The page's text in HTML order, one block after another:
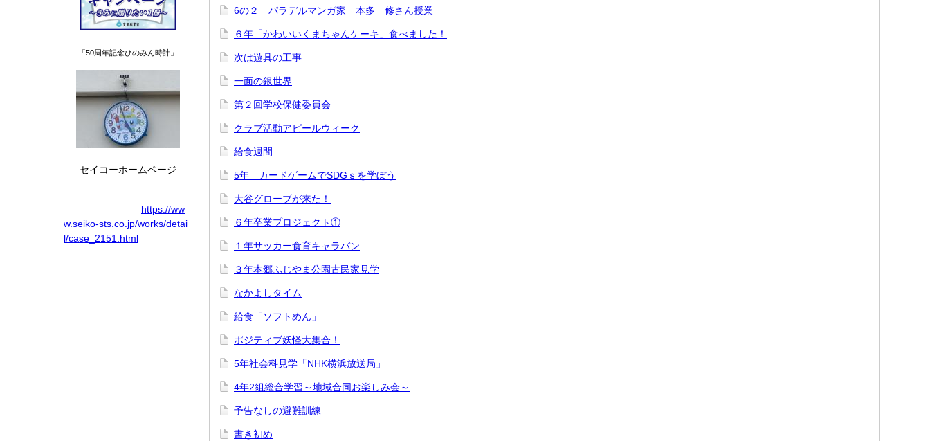
「50周年記念ひのみん時計」
セイコーホームページ
https://ww
w.seiko-sts.co.jp/works/detai
l/case_2151.html
6の２ パラデルマンガ家 本多 修さん授業
６年「かわいいくまちゃんケーキ」食べました！
次は遊具の工事
一面の銀世界
第２回学校保健委員会
クラブ活動アピールウィーク
給食週間
5年 カードゲームでSDGｓを学ぼう
大谷グローブが来た！
６年卒業プロジェクト①
１年サッカー食育キャラバン
３年本郷ふじやま公園古民家見学
なかよしタイム
給食「ソフトめん」
ポジティブ妖怪大集合！
5年社会科見学「NHK横浜放送局」
4年2組総合学習～地域合同お楽しみ会～
予告なしの避難訓練
書き初め